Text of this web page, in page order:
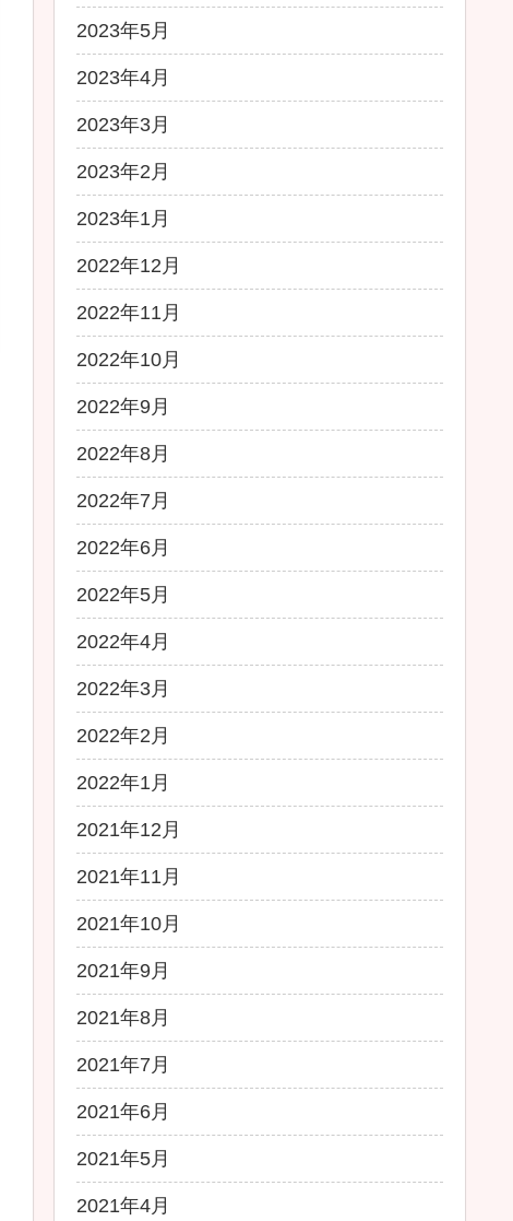
2023年5月
2023年4月
2023年3月
2023年2月
2023年1月
2022年12月
2022年11月
2022年10月
2022年9月
2022年8月
2022年7月
2022年6月
2022年5月
2022年4月
2022年3月
2022年2月
2022年1月
2021年12月
2021年11月
2021年10月
2021年9月
2021年8月
2021年7月
2021年6月
2021年5月
2021年4月